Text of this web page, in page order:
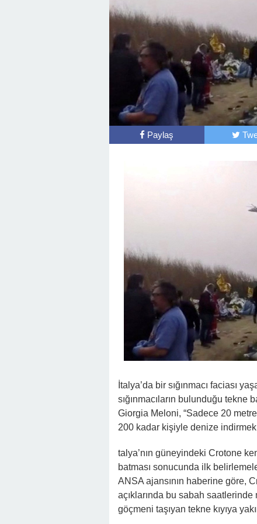
Paylaş
İtalya’da bir sığınmacı faciası
sığınmacıların bulunduğu tekne
Giorgia Meloni, “Sadece 20
200 kadar kişiyle denize indirmek
talya’nın güneyindeki Crotone
batması sonucunda ilk
ANSA ajansının haberine göre,
açıklarında bu sabah
göçmeni taşıyan tekne kıyıya